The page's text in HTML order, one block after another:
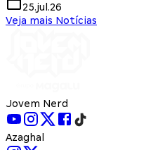
25.jul.26
Veja mais Notícias
Jovem Nerd
Azaghal